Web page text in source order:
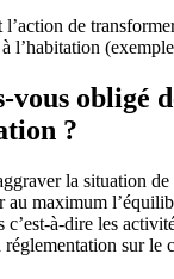
l’action de
l’habitation
vous obligé
?
la situation
au maximum
c’est-à-dire les
sur le